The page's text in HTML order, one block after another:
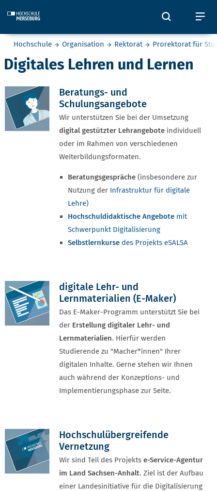
Öffnet
Sie befinden sich hier:
Hochschule Organisation Rektorat Prorektorat für
Digitales Lehren und Lernen
Beratungs- und
Schulungsangebote
Wir unterstützen Sie bei der Umsetzung
digital gestützter Lehrangebote individuell
oder im Rahmen von verschiedenen
Weiterbildungsformaten.
Beratungsgespräche (insbesondere zur
Nutzung der Infrastruktur für digitale
Lehre)
Hochschuldidaktische Angebote mit
Schwerpunkt Digitalisierung
Selbstlernkurse des Projekts eSALSA
digitale Lehr- und
Lernmaterialien (E-Maker)
Das E-Maker-Programm unterstützt Sie bei
der Erstellung digitaler Lehr- und
Lernmaterialien. Hierfür werden
Studierende zu "Macher*innen" Ihrer
digitalen Inhalte. Gerne stehen wir Ihnen
auch während der Konzeptions- und
Implementierungsphase zur Seite.
Hochschulübergreifende
Vernetzung
Wir sind Teil des Projekts e-Service-Agentur
im Land Sachsen-Anhalt. Ziel ist der Aufbau
einer Landesinitiative für die Digitalisierung